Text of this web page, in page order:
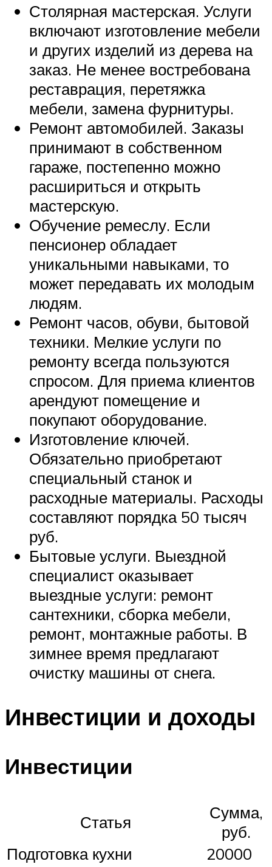
Столярная мастерская. Услуги
включают изготовление мебели
и других изделий из дерева на
заказ. Не менее востребована
реставрация, перетяжка
мебели, замена фурнитуры.
Ремонт автомобилей. Заказы
принимают в собственном
гараже, постепенно можно
расшириться и открыть
мастерскую.
Обучение ремеслу. Если
пенсионер обладает
уникальными навыками, то
может передавать их молодым
людям.
Ремонт часов, обуви, бытовой
техники. Мелкие услуги по
ремонту всегда пользуются
спросом. Для приема клиентов
арендуют помещение и
покупают оборудование.
Изготовление ключей.
Обязательно приобретают
специальный станок и
расходные материалы. Расходы
составляют порядка 50 тысяч
руб.
Бытовые услуги. Выездной
специалист оказывает
выездные услуги: ремонт
сантехники, сборка мебели,
ремонт, монтажные работы. В
зимнее время предлагают
очистку машины от снега.
Инвестиции и доходы
Инвестиции
Статья
Сумма,
руб.
Подготовка кухни
20000